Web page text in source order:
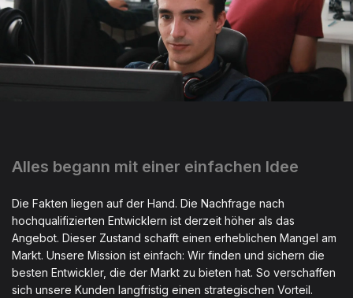
Alles begann mit einer einfachen Idee
Die Fakten liegen auf der Hand. Die Nachfrage nach
hochqualifizierten Entwicklern ist derzeit höher als das
Angebot. Dieser Zustand schafft einen erheblichen Mangel am
Markt. Unsere Mission ist einfach: Wir finden und sichern die
besten Entwickler, die der Markt zu bieten hat. So verschaffen
sich unsere Kunden langfristig einen strategischen Vorteil.